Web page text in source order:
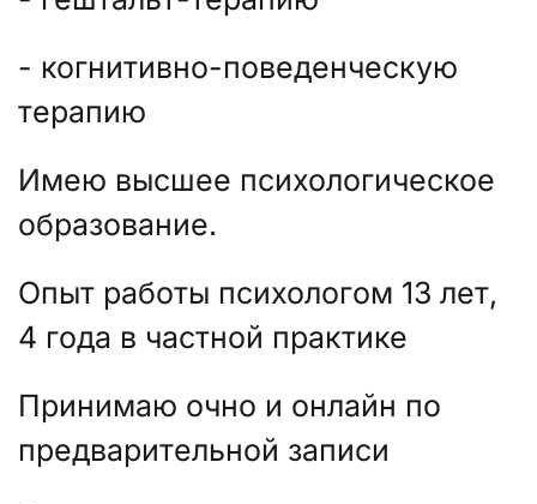
- когнитивно-поведенческую
терапию
Имею высшее психологическое
образование.
Опыт работы психологом 13 лет,
4 года в частной практике
Принимаю очно и онлайн по
предварительной записи